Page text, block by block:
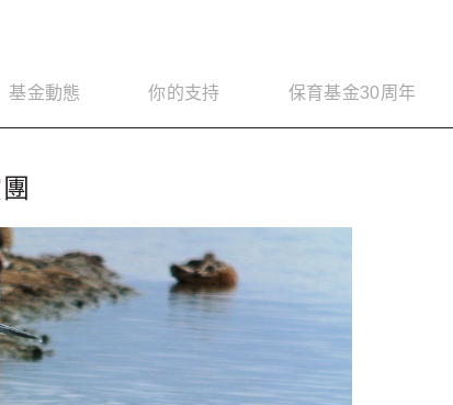
基金動態 你的支持 保育基金30周年